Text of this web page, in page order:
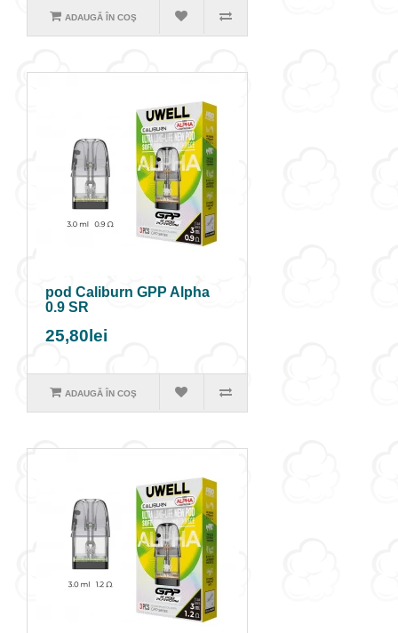
ADAUGĂ ÎN COŞ
pod Caliburn GPP Alpha
0.9 SR
25,80lei
ADAUGĂ ÎN COŞ